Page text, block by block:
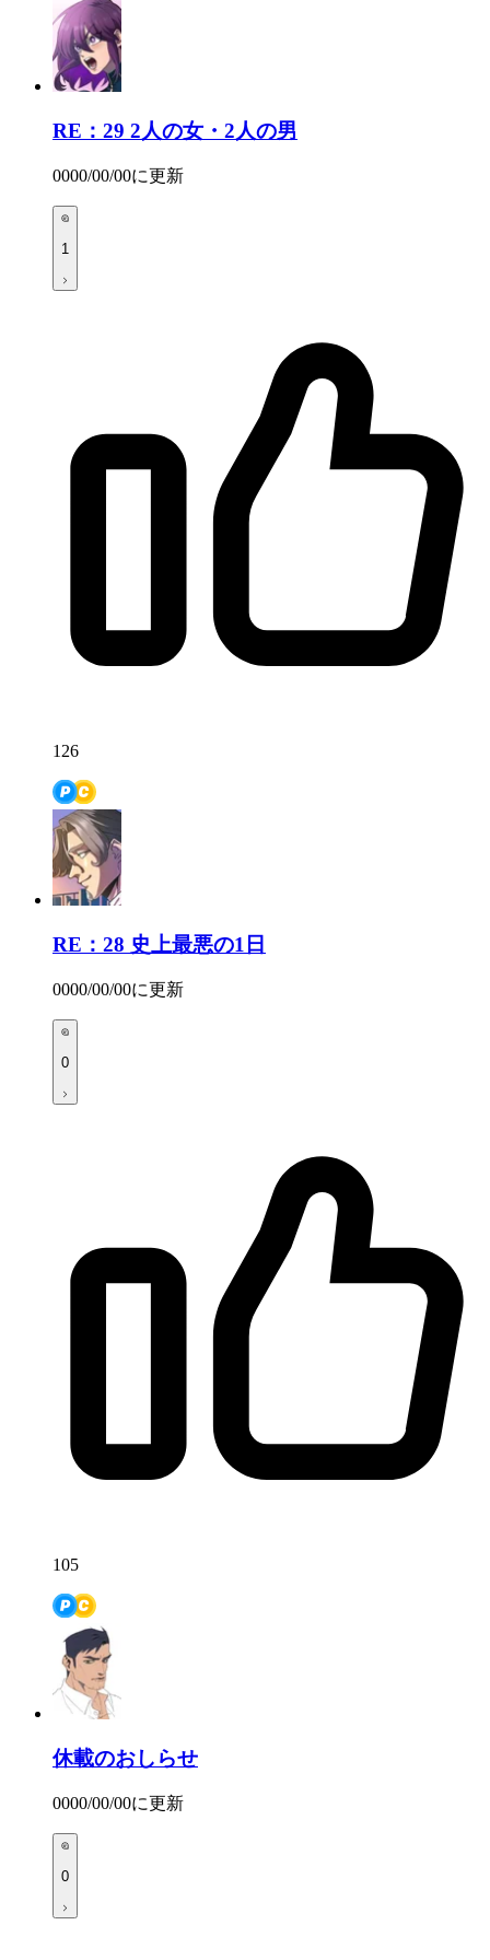
RE：29 2人の女・2人の男
0000/00/00に更新
1
126
RE：28 史上最悪の1日
0000/00/00に更新
0
105
休載のおしらせ
0000/00/00に更新
0